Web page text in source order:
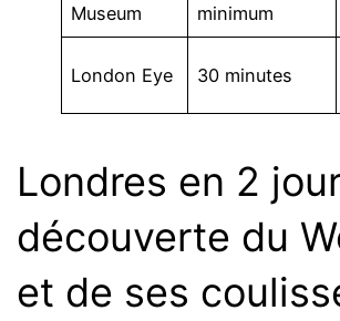
Museum
minimum
London Eye 30 minutes
Londres en 2
découverte du
et de ses